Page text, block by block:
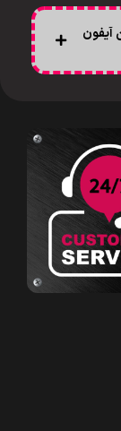
آیفون